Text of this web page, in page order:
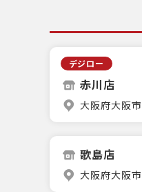
デジロー
赤川店
大阪府大阪
歌島店
大阪府大阪